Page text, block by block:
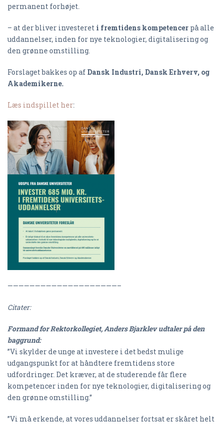
permanent forhøjet.
– at der bliver investeret i fremtidens kompetencer på alle
uddannelser, inden for nye teknologier, digitalisering og
den grønne omstilling.
Forslaget bakkes op af Dansk Industri, Dansk Erhverv, og
Akademikerne.
Læs indspillet her:
————————————————————–
Citater:
Formand for Rektorkollegiet, Anders Bjarklev udtaler på den
baggrund:
”Vi skylder de unge at investere i det bedst mulige
udgangspunkt for at håndtere fremtidens store
udfordringer. Det kræver, at de studerende får flere
kompetencer inden for nye teknologier, digitalisering og
den grønne omstilling.”
”Vi må erkende, at vores uddannelser fortsat er skåret helt